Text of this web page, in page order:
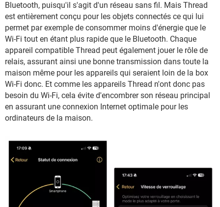
Bluetooth, puisqu'il s'agit d'un réseau sans fil. Mais Thread
est entièrement conçu pour les objets connectés ce qui lui
permet par exemple de consommer moins d'énergie que le
Wi-Fi tout en étant plus rapide que le Bluetooth. Chaque
appareil compatible Thread peut également jouer le rôle de
relais, assurant ainsi une bonne transmission dans toute la
maison même pour les appareils qui seraient loin de la box
Wi-Fi donc. Et comme les appareils Thread n'ont donc pas
besoin du Wi-Fi, cela évite d'encombrer son réseau principal
en assurant une connexion Internet optimale pour les
ordinateurs de la maison.